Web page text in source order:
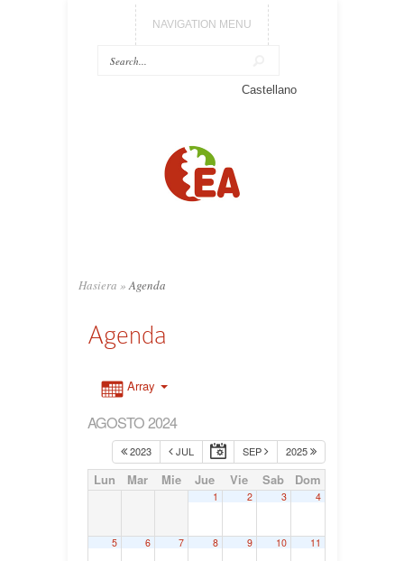
NAVIGATION MENU
Castellano
Hasiera » Agenda
Agenda
Array
AGOSTO 2024
2023 JUL SEP 2025
Lun Mar Mie Jue Vie Sab Dom
1 2 3 4
5 6 7 8 9 10 11